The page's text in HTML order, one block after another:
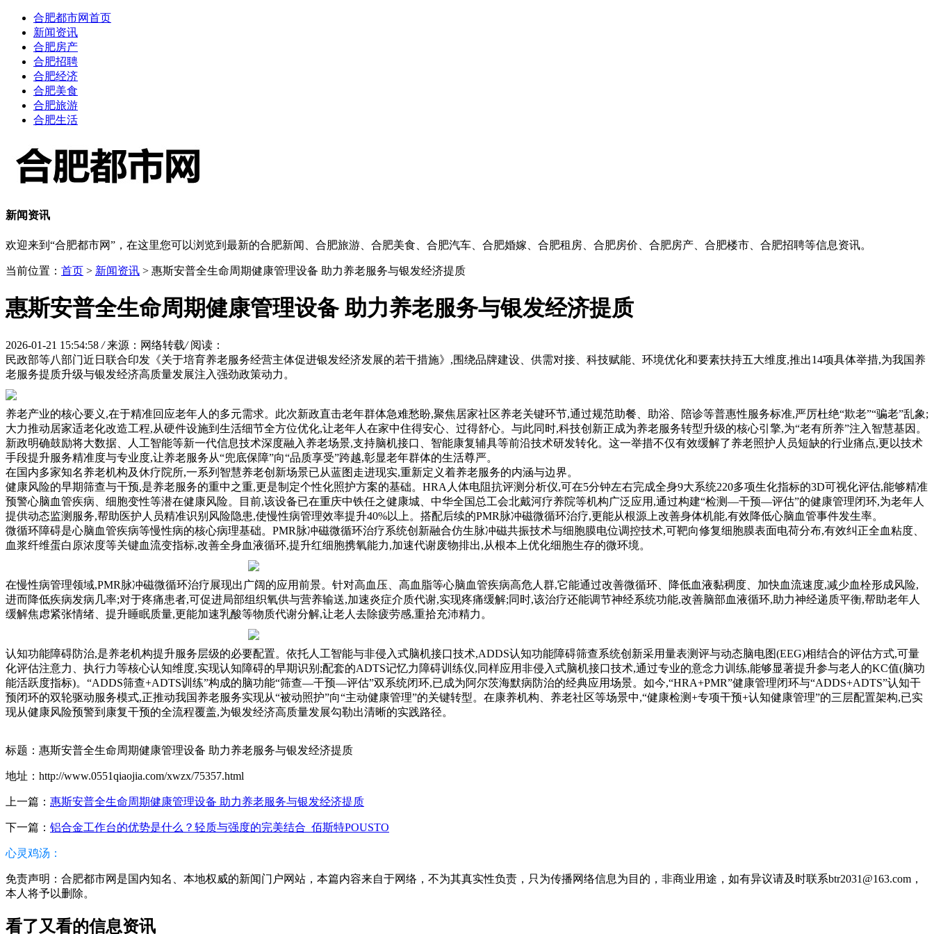
合肥都市网首页
新闻资讯
合肥房产
合肥招聘
合肥经济
合肥美食
合肥旅游
合肥生活
新闻资讯
欢迎来到“合肥都市网”，在这里您可以浏览到最新的合肥新闻、合肥旅游、合肥美食、合肥汽车、合肥婚嫁、合肥租房、合肥房价、合肥房产、合肥楼市、合肥招聘等信息资讯。
当前位置： 首页 > 新闻资讯 > 惠斯安普全生命周期健康管理设备 助力养老服务与银发经济提质
惠斯安普全生命周期健康管理设备 助力养老服务与银发经济提质
2026-01-21 15:54:58/ 来源：网络转载/ 阅读：
民政部等八部门近日联合印发《关于培育养老服务经营主体促进银发经济发展的若干措施》,围绕品牌建设、供需对接、科技赋能、环境优化和要素扶持五大维度,推出14项具体举措,为我国养
老服务提质升级与银发经济高质量发展注入强劲政策动力。
养老产业的核心要义,在于精准回应老年人的多元需求。此次新政直击老年群体急难愁盼,聚焦居家社区养老关键环节,通过规范助餐、助浴、陪诊等普惠性服务标准,严厉杜绝“欺老”“骗老”乱象;
大力推动居家适老化改造工程,从硬件设施到生活细节全方位优化,让老年人在家中住得安心、过得舒心。与此同时,科技创新正成为养老服务转型升级的核心引擎,为“老有所养”注入智慧基因。
新政明确鼓励将大数据、人工智能等新一代信息技术深度融入养老场景,支持脑机接口、智能康复辅具等前沿技术研发转化。这一举措不仅有效缓解了养老照护人员短缺的行业痛点,更以技术
手段提升服务精准度与专业度,让养老服务从“兜底保障”向“品质享受”跨越,彰显老年群体的生活尊严。
在国内多家知名养老机构及休疗院所,一系列智慧养老创新场景已从蓝图走进现实,重新定义着养老服务的内涵与边界。
健康风险的早期筛查与干预,是养老服务的重中之重,更是制定个性化照护方案的基础。HRA人体电阻抗评测分析仪,可在5分钟左右完成全身9大系统220多项生化指标的3D可视化评估,能够精准
预警心脑血管疾病、细胞变性等潜在健康风险。目前,该设备已在重庆中铁任之健康城、中华全国总工会北戴河疗养院等机构广泛应用,通过构建“检测—干预—评估”的健康管理闭环,为老年人
提供动态监测服务,帮助医护人员精准识别风险隐患,使慢性病管理效率提升40%以上。搭配后续的PMR脉冲磁微循环治疗,更能从根源上改善身体机能,有效降低心脑血管事件发生率。
微循环障碍是心脑血管疾病等慢性病的核心病理基础。PMR脉冲磁微循环治疗系统创新融合仿生脉冲磁共振技术与细胞膜电位调控技术,可靶向修复细胞膜表面电荷分布,有效纠正全血粘度、
血浆纤维蛋白原浓度等关键血流变指标,改善全身血液循环,提升红细胞携氧能力,加速代谢废物排出,从根本上优化细胞生存的微环境。
在慢性病管理领域,PMR脉冲磁微循环治疗展现出广阔的应用前景。针对高血压、高血脂等心脑血管疾病高危人群,它能通过改善微循环、降低血液黏稠度、加快血流速度,减少血栓形成风险,
进而降低疾病发病几率;对于疼痛患者,可促进局部组织氧供与营养输送,加速炎症介质代谢,实现疼痛缓解;同时,该治疗还能调节神经系统功能,改善脑部血液循环,助力神经递质平衡,帮助老年人
缓解焦虑紧张情绪、提升睡眠质量,更能加速乳酸等物质代谢分解,让老人去除疲劳感,重拾充沛精力。
认知功能障碍防治,是养老机构提升服务层级的必要配置。依托人工智能与非侵入式脑机接口技术,ADDS认知功能障碍筛查系统创新采用量表测评与动态脑电图(EEG)相结合的评估方式,可量
化评估注意力、执行力等核心认知维度,实现认知障碍的早期识别;配套的ADTS记忆力障碍训练仪,同样应用非侵入式脑机接口技术,通过专业的意念力训练,能够显著提升参与老人的KC值(脑功
能活跃度指标)。“ADDS筛查+ADTS训练”构成的脑功能“筛查—干预—评估”双系统闭环,已成为阿尔茨海默病防治的经典应用场景。如今,“HRA+PMR”健康管理闭环与“ADDS+ADTS”认知干
预闭环的双轮驱动服务模式,正推动我国养老服务实现从“被动照护”向“主动健康管理”的关键转型。在康养机构、养老社区等场景中,“健康检测+专项干预+认知健康管理”的三层配置架构,已实
现从健康风险预警到康复干预的全流程覆盖,为银发经济高质量发展勾勒出清晰的实践路径。
标题：惠斯安普全生命周期健康管理设备 助力养老服务与银发经济提质
地址：http://www.0551qiaojia.com/xwzx/75357.html
上一篇： 惠斯安普全生命周期健康管理设备 助力养老服务与银发经济提质
下一篇： 铝合金工作台的优势是什么？轻质与强度的完美结合_佰斯特POUSTO
心灵鸡汤：
免责声明：合肥都市网是国内知名、本地权威的新闻门户网站，本篇内容来自于网络，不为其真实性负责，只为传播网络信息为目的，非商业用途，如有异议请及时联系btr2031@163.com，
本人将予以删除。
看了又看的信息资讯